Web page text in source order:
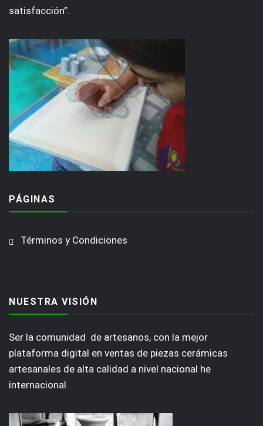
satisfacción”.
PÁGINAS
Términos y Condiciones
NUESTRA VISIÓN
Ser la comunidad de artesanos, con la mejor
plataforma digital en ventas de piezas cerámicas
artesanales de alta calidad a nivel nacional he
internacional.